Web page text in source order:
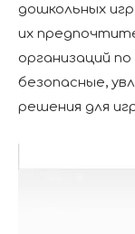
дошкольных
их
организаций
безопасные,
решения для